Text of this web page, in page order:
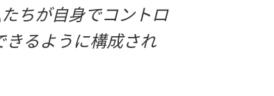
ちが自身でコントロ
るように構成され